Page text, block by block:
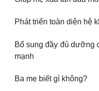
Phát triển toàn diện hệ
Bổ sung đầy đủ dưỡng
mạnh
Ba mẹ biết gì không?